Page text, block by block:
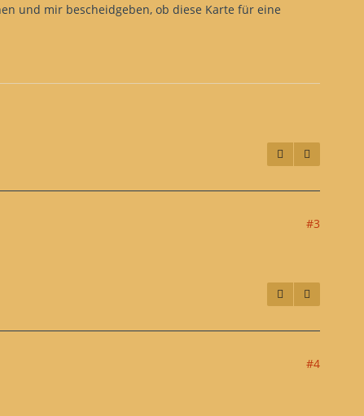
und mir bescheidgeben, ob diese Karte für eine
#3
#4